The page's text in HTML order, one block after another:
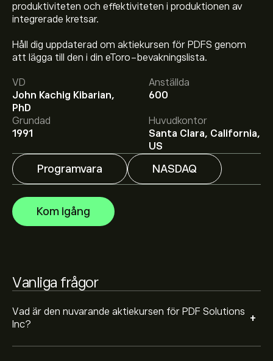
produktiviteten och effektiviteten i produktionen av
integrerade kretsar.
Håll dig uppdaterad om aktiekursen för PDFS genom
att lägga till den i din eToro-bevakningslista.
VD
John Kachig Kibarian,
PhD
Anställda
600
Grundad
1991
Huvudkontor
Santa Clara, California,
US
Programvara NASDAQ
Kom igång
Vanliga frågor
Vad är den nuvarande aktiekursen för PDF Solutions
Inc?
+
Aktiekursen live för PDFS är 49.45‎$‎.
Det genomsnittliga kursmålet för PDF Solutions Inc är
49.45‎$‎.
hos eToro för att få detaljerade
prisprognoser och kursmål från framstående
aktieanalytiker.
Aktieanalytiker erbjuder prisprognoser för PDF
Solutions Inc baserat på marknadstrender, finansiella
rapporter och förväntad tillväxt. Se den senaste
prognosen för framtida prisrörelser.
Börsvärdet för PDF Solutions Inc är 2.07B‎$‎
Baserat på rekommendationer från 5 analytiker för
PDFS de senaste 3 månaderna är den övergripande